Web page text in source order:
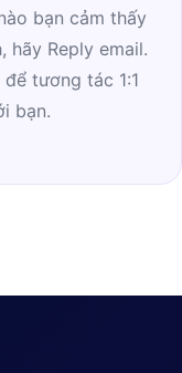
bạn cảm thấy
hãy Reply email.
tương tác 1:1
bạn.